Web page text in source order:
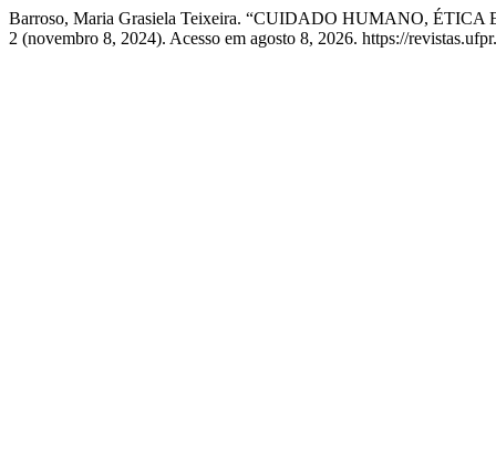
Barroso, Maria Grasiela Teixeira. “CUIDADO HUMANO,
2 (novembro 8, 2024). Acesso em agosto 8, 2026. https://